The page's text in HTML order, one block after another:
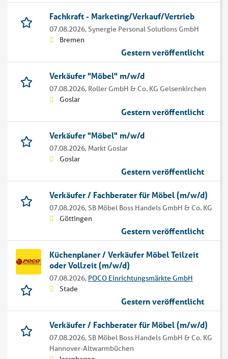
Fachkraft - Marketing/Verkauf/Vertrieb
07.08.2026,Synergie Personal Solutions GmbH
Bremen
Gestern veröffentlicht
Verkäufer "Möbel" m/w/d
07.08.2026, Roller GmbH & Co. KG Gelsenkirchen
Goslar
Gestern veröffentlicht
Verkäufer "Möbel" m/w/d
07.08.2026, Markt Goslar
Goslar
Gestern veröffentlicht
Verkäufer / Fachberater für Möbel (m/w/d)
07.08.2026,SB Möbel Boss Handels GmbH & Co. KG
Göttingen
Gestern veröffentlicht
Küchenplaner / Verkäufer Möbel Teilzeit
oder Vollzeit (m/w/d)
07.08.2026, POCO Einrichtungsmärkte GmbH
Stade
Gestern veröffentlicht
Verkäufer / Fachberater für Möbel (m/w/d)
07.08.2026,SB Möbel Boss Handels GmbH & Co. KG
Hannover-Altwarmbüchen